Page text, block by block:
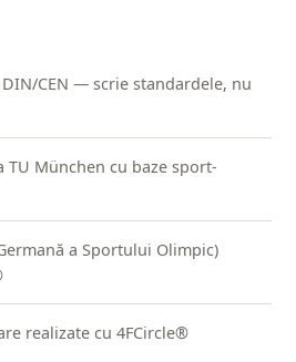
CEN — scrie standardele, nu
TU München cu baze sport-
a Sportului Olimpic)
realizate cu 4FCircle®